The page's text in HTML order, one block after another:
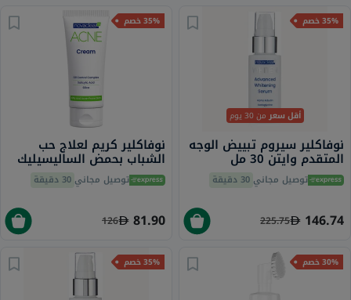
35% خصم
أقل سعر من 30 يوم
نوفاكلير سيروم تبييض الوجه
المتقدم وايتن 30 مل
توصيل مجاني 30 دقيقة
146.74
225.75
35% خصم
نوفاكلير كريم لعلاج حب
الشباب بحمض الساليسيليك
للبشرة الدهنية والمعرضة
لحب الشباب 40 مل
توصيل مجاني 30 دقيقة
81.90
126
30% خصم 35% خصم